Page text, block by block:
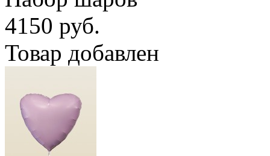
4150 руб.
Товар добавлен